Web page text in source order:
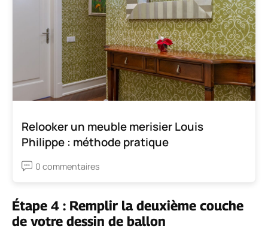
Relooker un meuble merisier Louis
Philippe : méthode pratique
0 commentaires
Étape 4 : Remplir la deuxième couche
de votre dessin de ballon